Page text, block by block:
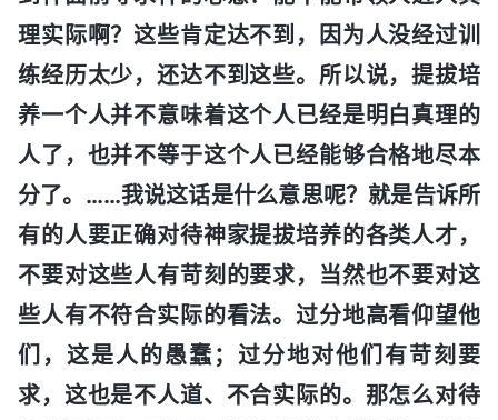
理实际啊？这些肯定达不到，因为人没经过训
练经历太少，还达不到这些。所以说，提拔培
养一个人并不意味着这个人已经是明白真理的
人了，也并不等于这个人已经能够合格地尽本
分了。……我说这话是什么意思呢？就是告诉所
有的人要正确对待神家提拔培养的各类人才，
不要对这些人有苛刻的要求，当然也不要对这
些人有不符合实际的看法。过分地高看仰望他
们，这是人的愚蠢；过分地对他们有苛刻要
求，这也是不人道、不合实际的。那怎么对待